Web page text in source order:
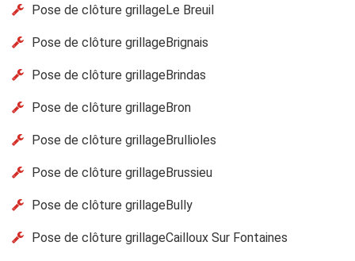
Pose de clôture grillageLe Breuil
Pose de clôture grillageBrignais
Pose de clôture grillageBrindas
Pose de clôture grillageBron
Pose de clôture grillageBrullioles
Pose de clôture grillageBrussieu
Pose de clôture grillageBully
Pose de clôture grillageCailloux Sur Fontaines